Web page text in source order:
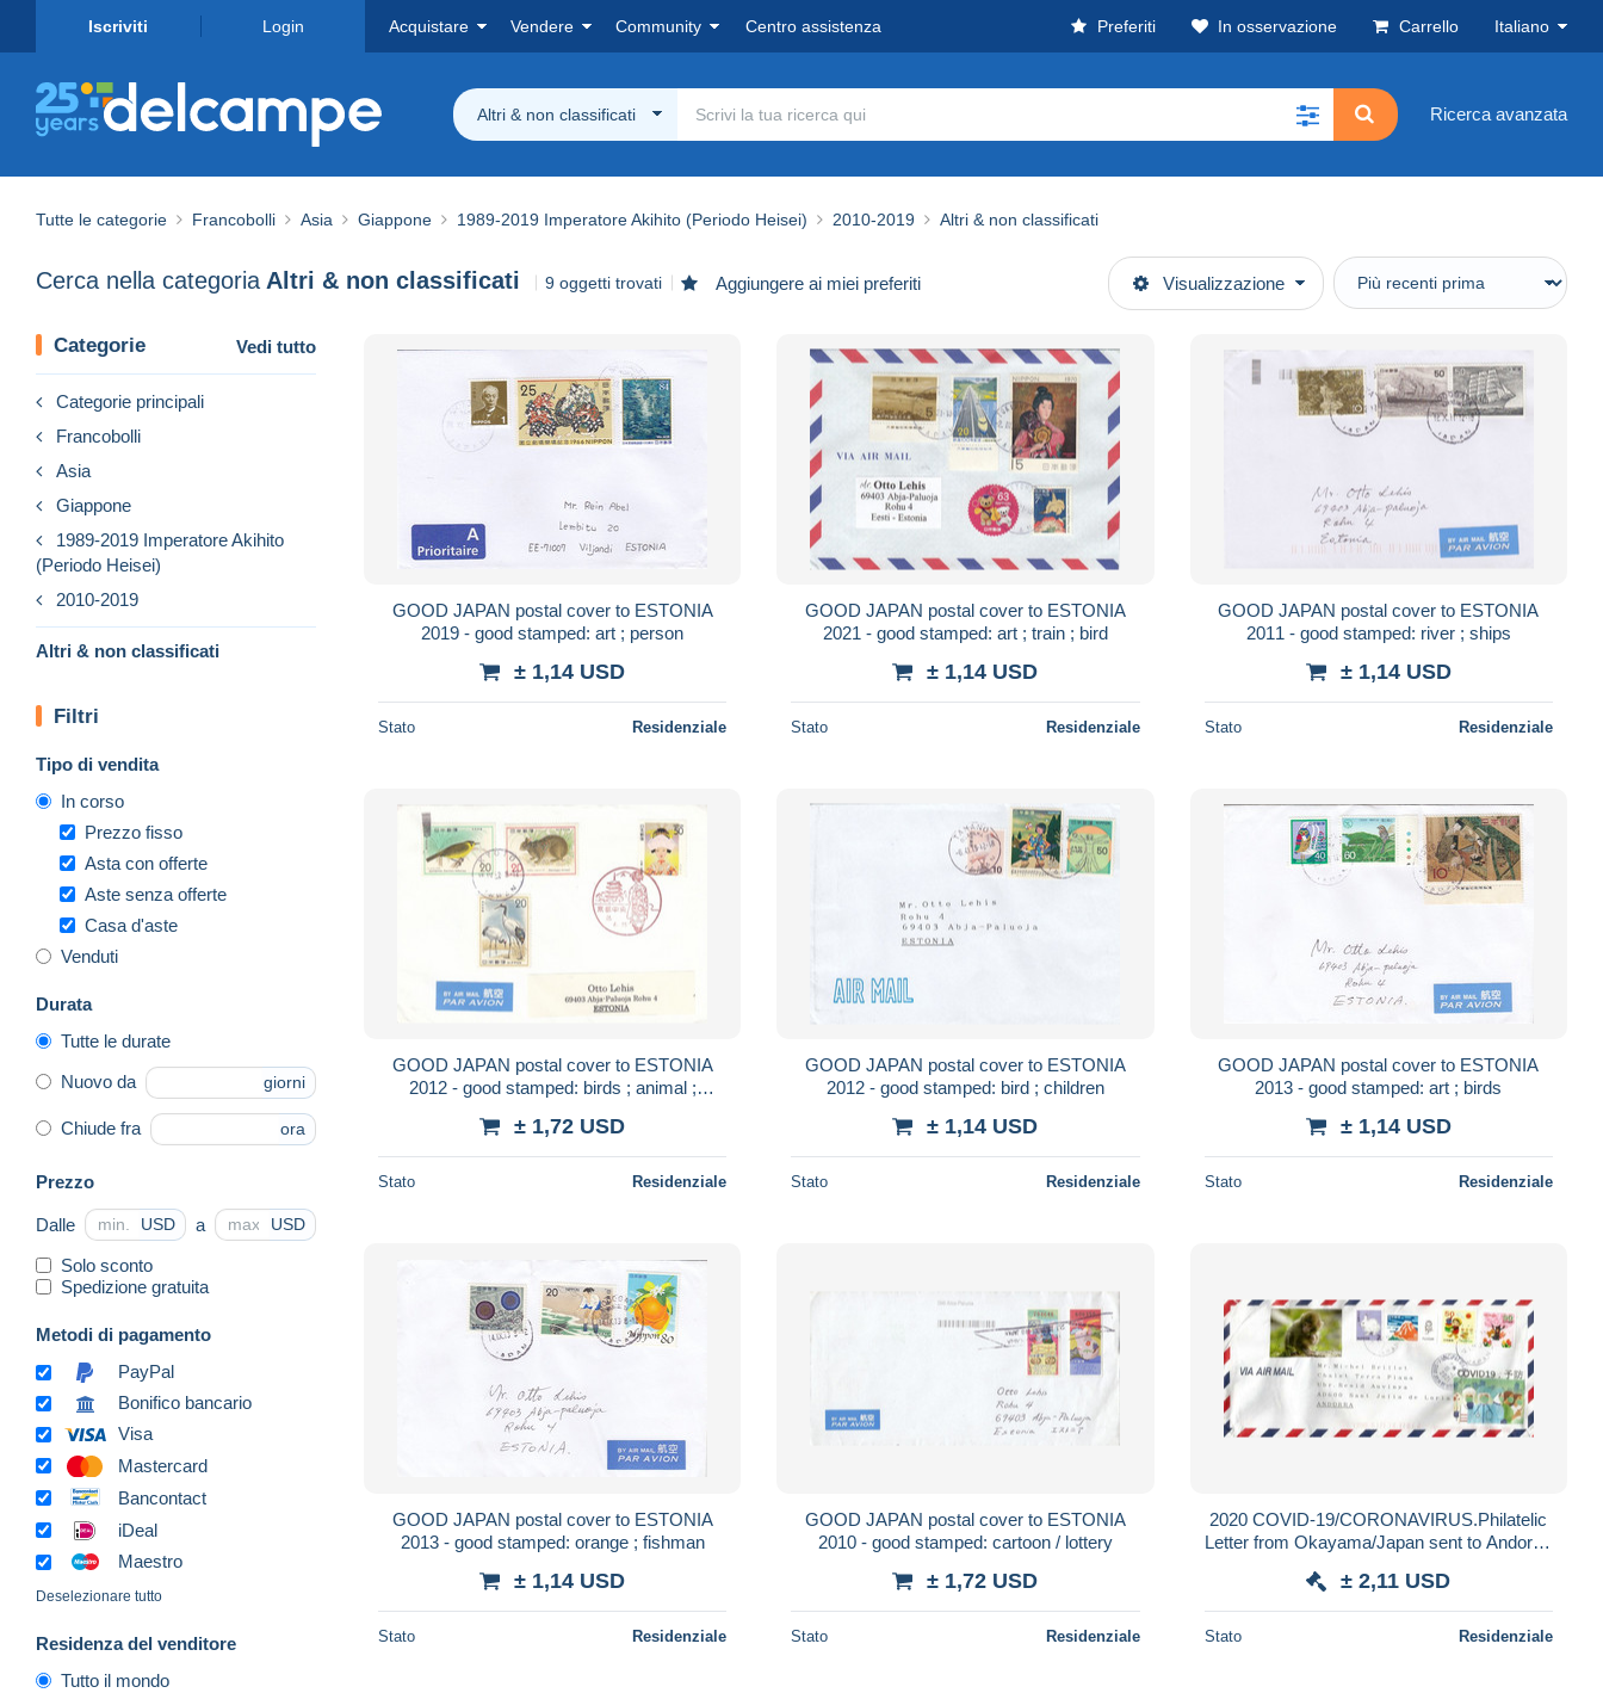
Iscriviti Login Acquistare Vendere Community Centro assistenza Preferiti In osservazione Carrello Italiano
Altri & non classificati Ricerca avanzata
Tutte le categorie Francobolli Asia Giappone 1989-2019 Imperatore Akihito (Periodo Heisei) 2010-2019 Altri & non classificati
Cerca nella categoria Altri & non classificati 9 oggetti trovati Aggiungere ai miei preferiti Visualizzazione
Categorie Vedi tutto
Categorie principali
Francobolli
Asia
Giappone
1989-2019 Imperatore Akihito
(Periodo Heisei)
2010-2019
Altri & non classificati
Filtri
Tipo di vendita
In corso
Prezzo fisso
Asta con offerte
Aste senza offerte
Casa d'aste
Venduti
Durata
Tutte le durate
Nuovo da giorni
Chiude fra ora
Prezzo
Dalle USD a USD
Solo sconto
Spedizione gratuita
Metodi di pagamento
PayPal
Bonifico bancario
Visa
Mastercard
Bancontact
iDeal
Maestro
Deselezionare tutto
Residenza del venditore
Tutto il mondo
GOOD JAPAN postal cover to ESTONIA
2019 - good stamped: art ; person
± 1,14 USD
Stato Residenziale
GOOD JAPAN postal cover to ESTONIA
2021 - good stamped: art ; train ; bird
± 1,14 USD
Stato Residenziale
GOOD JAPAN postal cover to ESTONIA
2011 - good stamped: river ; ships
± 1,14 USD
Stato Residenziale
GOOD JAPAN postal cover to ESTONIA
2012 - good stamped: birds ; animal ;
± 1,72 USD
Stato Residenziale
GOOD JAPAN postal cover to ESTONIA
2012 - good stamped: bird ; children
± 1,14 USD
Stato Residenziale
GOOD JAPAN postal cover to ESTONIA
2013 - good stamped: art ; birds
± 1,14 USD
Stato Residenziale
GOOD JAPAN postal cover to ESTONIA
2013 - good stamped: orange ; fishman
± 1,14 USD
Stato Residenziale
GOOD JAPAN postal cover to ESTONIA
2010 - good stamped: cartoon / lottery
± 1,72 USD
Stato Residenziale
2020 COVID-19/CORONAVIRUS.Philatelic
Letter from Okayama/Japan sent to Andorra,
± 2,11 USD
Stato Residenziale